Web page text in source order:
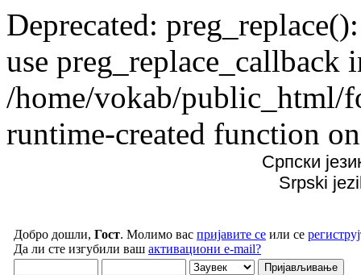
Deprecated:
use preg_replace_callback
/home/vokab/public_html/
runtime-created function
Српски
Srpski
Добро дошли, Гост. Молимо вас пријавите се или се
Да ли сте изгубили ваш активациони e-mail?